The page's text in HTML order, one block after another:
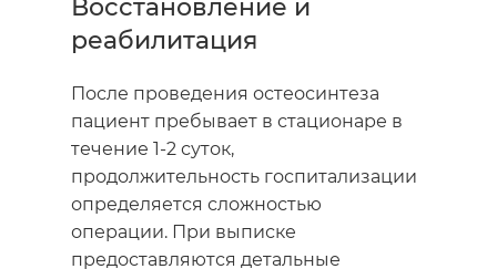
Восстановление и
реабилитация
После проведения остеосинтеза
пациент пребывает в стационаре в
течение 1-2 суток,
продолжительность госпитализации
определяется сложностью
операции. При выписке
предоставляются детальные